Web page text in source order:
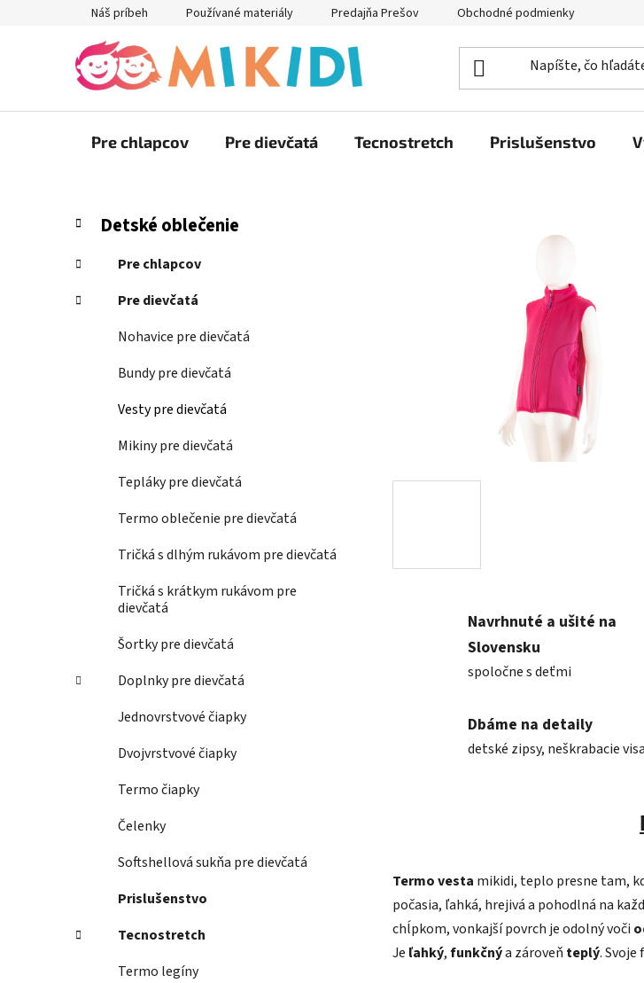
Náš príbeh Používané materiály Predajňa Prešov Obchodné podmienky
Pre chlapcov Pre dievčatá Tecnostretch Prislušenstvo
B
č
ý
Preskočiť
kategórie
K
a
e
g
ó
Detské oblečenie
Pre chlapcov
Pre dievčatá
Nohavice pre dievčatá
Bundy pre dievčatá
Vesty pre dievčatá
Mikiny pre dievčatá
Tepláky pre dievčatá
Termo oblečenie pre dievčatá
Tričká s dlhým rukávom pre dievčatá
Tričká s krátkym rukávom pre
dievčatá
Šortky pre dievčatá
Doplnky pre dievčatá
Jednovrstvové čiapky
Dvojvrstvové čiapky
Termo čiapky
Čelenky
Softshellová sukňa pre dievčatá
Prislušenstvo
Tecnostretch
Termo legíny
Navrhnuté a ušité na
Slovensku
spoločne s deťmi
Dbáme na detaily
detské zipsy, neškrabacie
Termo vesta mikidi, teplo presne tam,
počasia, ľahká, hrejivá a pohodlná na
chĺpkom, vonkajší povrch je odolný voči
Je ľahký,funkčnýa zároveň teplý.